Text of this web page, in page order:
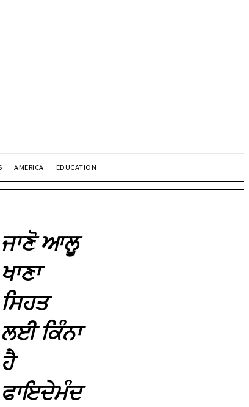
AMERICA EDUCATION
ਜਾਣੋ ਆਲੂ
ਖਾਣਾ
ਸਿਹਤ
ਲਈ ਕਿੰਨਾ
ਹੈ
ਫਾਇਦੇਮੰਦ